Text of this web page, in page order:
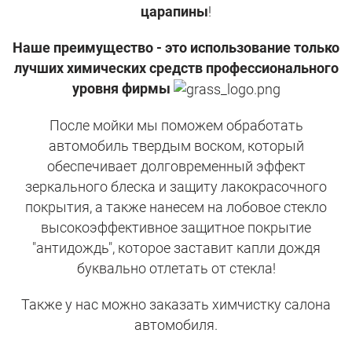
царапины!
Наше преимущество - это использование только
лучших химических средств профессионального
уровня фирмы
После мойки мы поможем обработать
автомобиль твердым воском, который
обеспечивает долговременный эффект
зеркального блеска и защиту лакокрасочного
покрытия, а также нанесем на лобовое стекло
высокоэффективное защитное покрытие
"антидождь", которое заставит капли дождя
буквально отлетать от стекла!
Также у нас можно заказать химчистку салона
автомобиля.